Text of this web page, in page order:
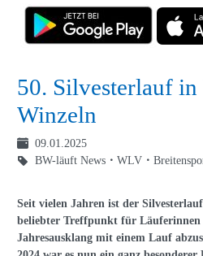
50. Silvesterlauf
Winzeln
09.01.2025
BW-läuft News
WLV
Seit vielen Jahren ist der
beliebter Treffpunkt für Läuferinnen
Jahresausklang mit einem Lauf